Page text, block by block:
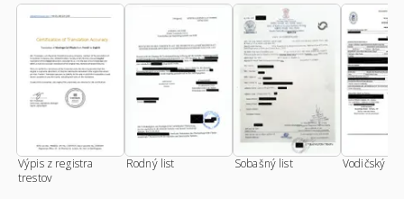
Výpis z registra
trestov
Rodný list Sobašný list Vodičský